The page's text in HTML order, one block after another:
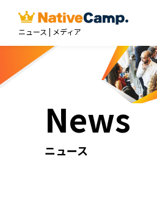
ニュース | メディア
News
ニュース